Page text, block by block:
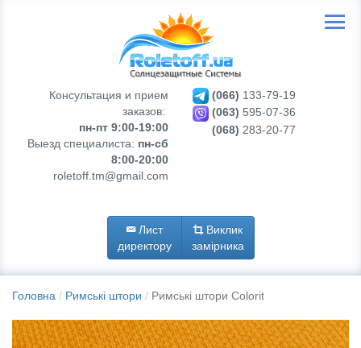
Консультация и прием
заказов:
пн-пт 9:00-19:00
Выезд специалиста: пн-сб
8:00-20:00
roletoff.tm@gmail.com
(066) 133-79-19
(063) 595-07-36
(068) 283-20-77
Лист
директору
Виклик
замірника
Головна Римські штори Римські штори Colorit